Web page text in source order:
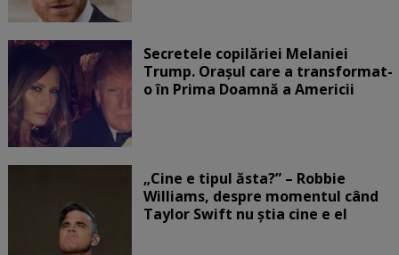
Secretele copilăriei Melaniei
Trump. Orașul care a transformat-
o în Prima Doamnă a Americii
„Cine e tipul ăsta?” – Robbie
Williams, despre momentul când
Taylor Swift nu știa cine e el